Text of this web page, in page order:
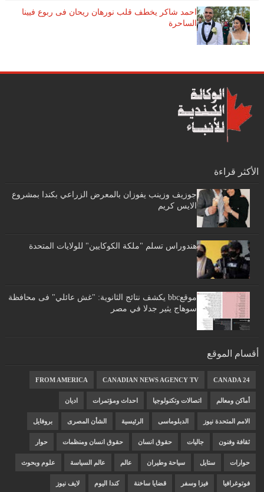
احمد شاكر يخطف قلب نورهان ريحان فى ربوع فيينا
الساحرة
الأكثر قراءة
جوزيف وزينب يفوزان بالمعرض الزراعي بكندا بمشروع
الايس كريم
هندوراس تسلم "ملكة الكوكايين" للولايات المتحدة
موقعbbc يكشف نتائج الثانوية: "غش عائلي" فى محافظة
سوهاج يثير جدلا في مصر
أقسام الموقع
CANADA 24
CANADIAN NEWS AGENCY TV
FROM AMERICA
أماكن ومعالم اتصالات وتكنولوجيا احداث ومؤتمرات اديان
الامم المتحدة نيوز الدبلوماسى الرئيسية الشأن المصرى بروفايل
ثقافة وفنون جاليات حقوق انسان حقوق انسان ومنظمات حوار
حوارات ستايل سياحة وطيران عالم عالم السياسة علوم وبحوث
فوتوغرافيا فيزا وسفر قضايا ساخنة كندا اليوم لايف نيوز